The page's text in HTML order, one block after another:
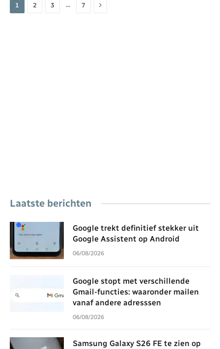
1 2 3 … 7 Volgende
Laatste berichten
Google trekt definitief stekker uit
Google Assistent op Android
06/08/2026
Google stopt met verschillende
Gmail-functies: waaronder mailen
vanaf andere adresssen
06/08/2026
Samsung Galaxy S26 FE te zien op